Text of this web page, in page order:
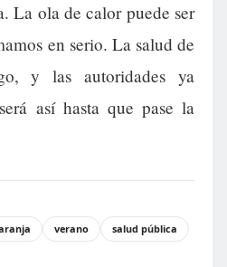
La ola de calor puede ser
en serio. La salud de
y las autoridades ya
así hasta que pase la
verano
salud pública